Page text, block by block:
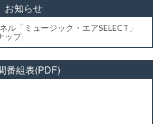
お知らせ
ル「ミュージック・エアSELECT」
ップ
番組表(PDF)